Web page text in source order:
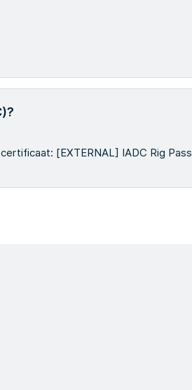
[EXTERNAL] IADC Rig Pass